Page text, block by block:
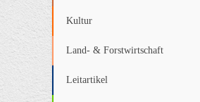
Kultur
Land- & Forstwirtschaft
Leitartikel